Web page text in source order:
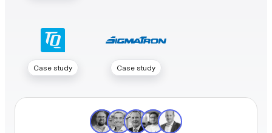
Case study Case study